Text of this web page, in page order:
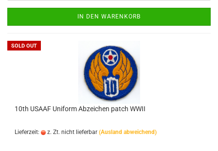
IN DEN WARENKORB
SOLD OUT
10th USAAF Uniform Abzeichen patch WWII
Lieferzeit: z. Zt. nicht lieferbar (Ausland abweichend)